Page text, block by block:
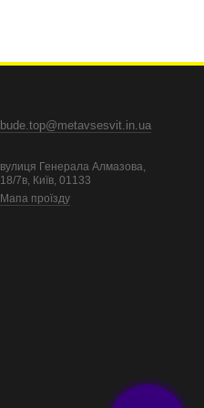
bude.top@metavsesvit.in.ua
вулиця Генерала Алмазова,
18/7в, Київ, 01133
Мапа проїзду